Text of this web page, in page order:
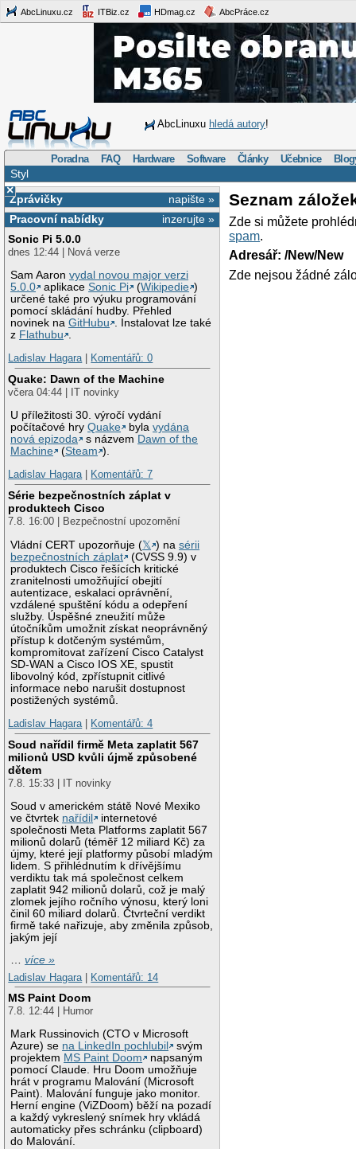
AbcLinuxu.cz ITBiz.cz HDmag.cz AbcPráce.cz
AbcLinuxu hledá autory!
Poradna FAQ Hardware Software Články Učebnice
Styl
×
napište »
Zprávičky
inzerujte »
Pracovní nabídky
Sonic Pi 5.0.0
dnes 12:44 | Nová verze
Sam Aaronvydal novou major verzi
5.0.0
aplikaceSonic Pi (Wikipedie )
určené také pro výuku programování
pomocí skládání hudby. Přehled
novinek naGitHubu
. Instalovat lze také
z Flathubu
Ladislav Hagara| Komentářů: 0
Quake: Dawn of the Machine
včera 04:44 | IT novinky
U příležitosti 30. výročí vydání
počítačové hryQuake bylavydána
nová epizoda
s názvem Dawn of the
Machine
(Steam ).
Ladislav Hagara| Komentářů: 7
Série bezpečnostních záplat v
produktech Cisco
7.8. 16:00 | Bezpečnostní upozornění
Vládní CERT upozorňuje (𝕏 ) nasérii
bezpečnostních záplat
(CVSS 9.9) v
produktech Cisco řešících kritické
zranitelnosti umožňující obejití
autentizace, eskalaci oprávnění,
vzdálené spuštění kódu a odepření
služby. Úspěšné zneužití může
útočníkům umožnit získat neoprávněný
přístup k dotčeným systémům,
kompromitovat zařízení Cisco Catalyst
SD-WAN a Cisco IOS XE, spustit
libovolný kód, zpřístupnit citlivé
informace nebo narušit dostupnost
postižených systémů.
Ladislav Hagara| Komentářů: 4
Soud nařídil firmě Meta zaplatit 567
milionů USD kvůli újmě způsobené
dětem
7.8. 15:33 | IT novinky
Soud v americkém státě Nové Mexiko
ve čtvrtek nařídil
internetové
společnosti Meta Platforms zaplatit 567
milionů dolarů (téměř 12 miliard Kč) za
újmy, které její platformy působí mladým
lidem. S přihlédnutím k dřívějšímu
verdiktu tak má společnost celkem
zaplatit 942 milionů dolarů, což je malý
zlomek jejího ročního výnosu, který loni
činil 60 miliard dolarů. Čtvrteční verdikt
firmě také nařizuje, aby změnila způsob,
jakým její
…více »
Ladislav Hagara
Komentářů: 14
MS Paint Doom
7.8. 12:44 | Humor
Mark Russinovich (CTO v Microsoft
Azure) se na LinkedIn pochlubil
svým
projektem MS Paint Doom
napsaným
pomocí Claude. Hru Doom umožňuje
hrát v programu Malování (Microsoft
Paint). Malování funguje jako monitor.
Herní engine (ViZDoom) běží na pozadí
a každý vykreslený snímek hry vkládá
automaticky přes schránku (clipboard)
do Malování.
Seznam
Zde si můžete
spam.
Adresář: /New/New
Zde nejsou žádné